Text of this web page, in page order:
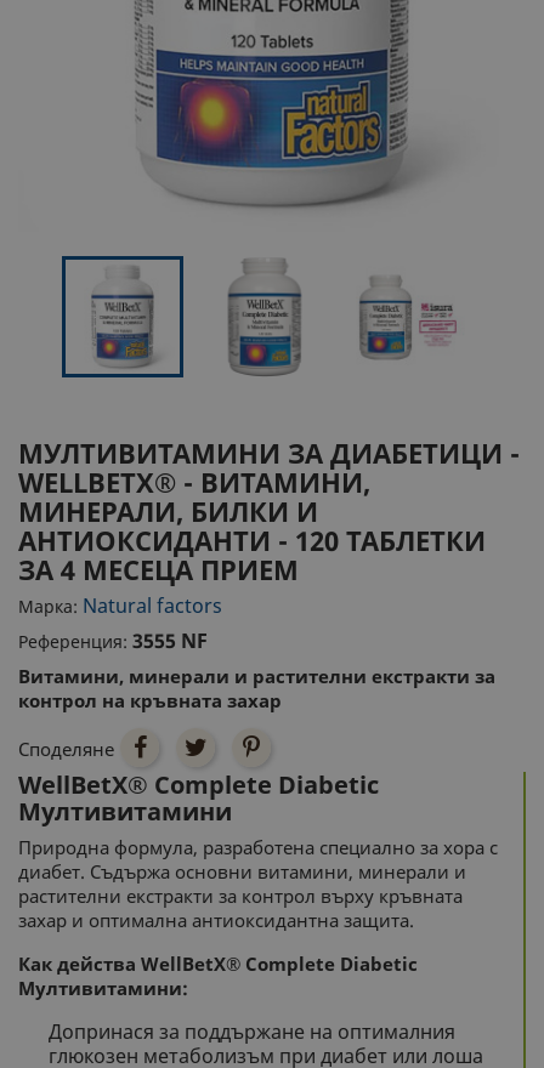
МУЛТИВИТАМИНИ ЗА ДИАБЕТИЦИ -
WELLBETX® - ВИТАМИНИ,
МИНЕРАЛИ, БИЛКИ И
АНТИОКСИДАНТИ - 120 ТАБЛЕТКИ
ЗА 4 МЕСЕЦА ПРИЕМ
Марка: Natural factors
Референция: 3555 NF
Витамини, минерали и растителни екстракти за
контрол на кръвната захар
Споделяне
WellBetX® Complete Diabetic
Мултивитамини
Природна формула, разработена специално за хора с
диабет. Съдържа основни витамини, минерали и
растителни екстракти за контрол върху кръвната
захар и оптимална антиоксидантна защита.
Как действа WellBetX® Complete Diabetic
Мултивитамини:
Допринася за поддържане на оптималния
глюкозен метаболизъм при диабет или лоша